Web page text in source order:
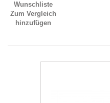
Wunschliste
Zum Vergleich
hinzufügen